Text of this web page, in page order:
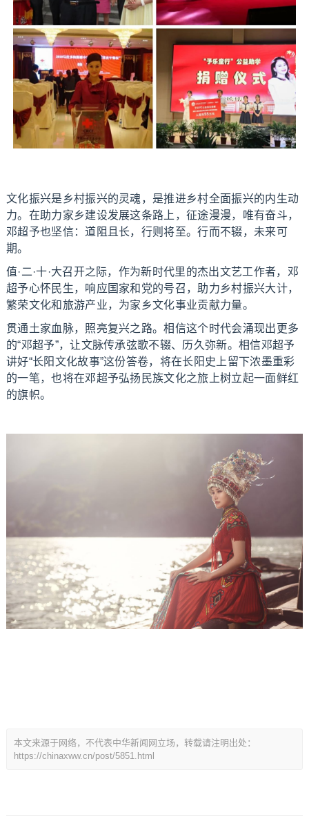
文化振兴是乡村振兴的灵魂，是推进乡村全面振兴的内生动
力。在助力家乡建设发展这条路上，征途漫漫，唯有奋斗，
邓超予也坚信：道阻且长，行则将至。行而不辍，未来可
期。
值·二·十·大召开之际，作为新时代里的杰出文艺工作者，邓
超予心怀民生，响应国家和党的号召，助力乡村振兴大计，
繁荣文化和旅游产业，为家乡文化事业贡献力量。
贯通土家血脉，照亮复兴之路。相信这个时代会涌现出更多
的“邓超予”，让文脉传承弦歌不辍、历久弥新。相信邓超予
讲好“长阳文化故事”这份答卷，将在长阳史上留下浓墨重彩
的一笔，也将在邓超予弘扬民族文化之旅上树立起一面鲜红
的旗帜。
本文来源于网络，不代表中华新闻网立场，转载请注明出处：
https://chinaxww.cn/post/5851.html